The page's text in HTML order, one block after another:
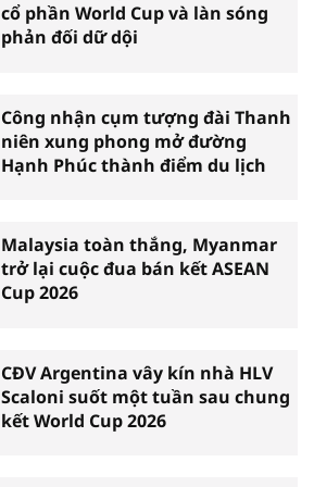
cổ phần World Cup và làn sóng
phản đối dữ dội
Công nhận cụm tượng đài Thanh
niên xung phong mở đường
Hạnh Phúc thành điểm du lịch
Malaysia toàn thắng, Myanmar
trở lại cuộc đua bán kết ASEAN
Cup 2026
CĐV Argentina vây kín nhà HLV
Scaloni suốt một tuần sau chung
kết World Cup 2026